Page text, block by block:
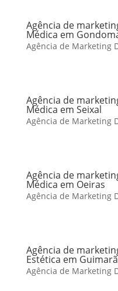
Agência de
Médica em
Agência de Marketing
Agência de
Médica em Seixal
Agência de Marketing
Agência de
Médica em Oeiras
Agência de Marketing
Agência de
Estética em
Agência de Marketing